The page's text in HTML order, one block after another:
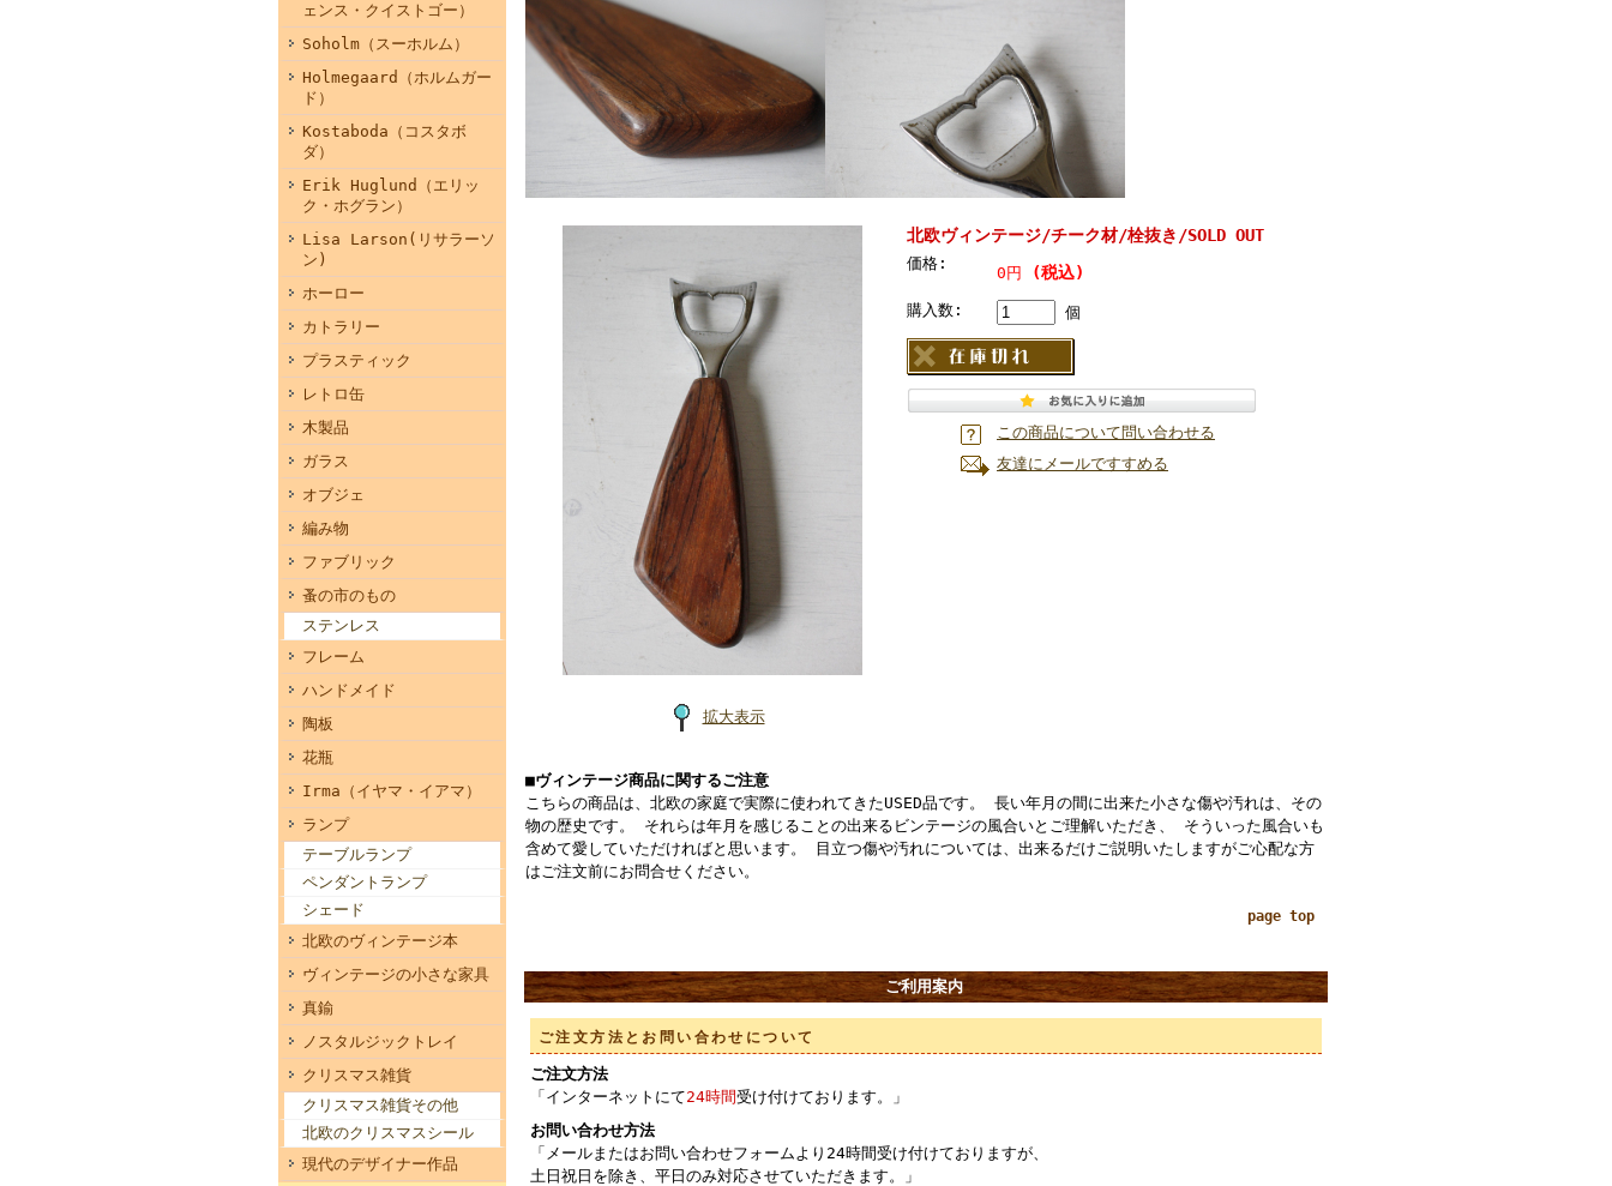
ェンス・クイストゴー）
Soholm（スーホルム）
Holmegaard（ホルムガー
ド）
Kostaboda（コスタボ
ダ）
Erik Huglund（エリッ
ク・ホグラン）
Lisa Larson(リサラーソ
ン)
ホーロー
カトラリー
プラスティック
レトロ缶
木製品
ガラス
オブジェ
編み物
ファブリック
蚤の市のもの
ステンレス
フレーム
ハンドメイド
陶板
花瓶
Irma（イヤマ・イアマ）
ランプ
テーブルランプ
ペンダントランプ
シェード
北欧のヴィンテージ本
ヴィンテージの小さな家具
真鍮
ノスタルジックトレイ
クリスマス雑貨
クリスマス雑貨その他
北欧のクリスマスシール
現代のデザイナー作品
拡大表示
北欧ヴィンテージ/チーク材/栓抜き/SOLD OUT
価格:
0円 (税込)
購入数: 個
この商品について問い合わせる
友達にメールですすめる
■ヴィンテージ商品に関するご注意
こちらの商品は、北欧の家庭で実際に使われてきたUSED品です。 長い年月の間に出来た小さな傷や汚れは、その
物の歴史です。 それらは年月を感じることの出来るビンテージの風合いとご理解いただき、 そういった風合いも
含めて愛していただければと思います。 目立つ傷や汚れについては、出来るだけご説明いたしますがご心配な方
はご注文前にお問合せください。
page top
ご利用案内
ご注文方法とお問い合わせについて
ご注文方法
「インターネットにて24時間受け付けております。」
お問い合わせ方法
「メールまたはお問い合わせフォームより24時間受け付けておりますが、
土日祝日を除き、平日のみ対応させていただきます。」